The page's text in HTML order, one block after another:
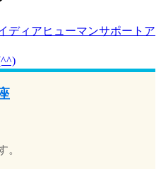
ディアヒューマンサポートア
。